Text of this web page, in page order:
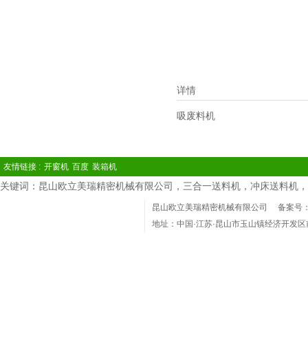
详情
吸废料机
友情链接 : 开窗机 百度 装箱机
关键词：昆山欧立美瑞精密机械有限公司，三合一送料机，冲床送料机
昆山欧立美瑞精密机械有限公司 备案号
地址：中国·江苏·昆山市玉山镇经济开发